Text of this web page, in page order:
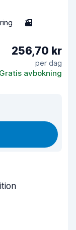
3
256,70 kr
per dag
Gratis avbokning